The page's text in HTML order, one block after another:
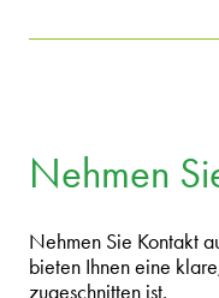
Nehmen
Nehmen Sie Kontakt
bieten Ihnen eine
zugeschnitten ist.